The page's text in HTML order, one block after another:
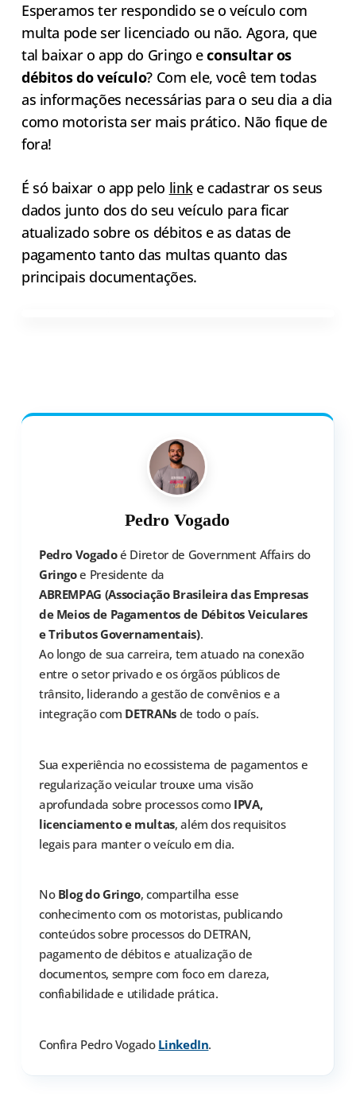
Esperamos ter respondido se o veículo com
multa pode ser licenciado ou não. Agora, que
tal baixar o app do Gringo econsultar os
débitos do veículo? Com ele, você tem todas
as informações necessárias para o seu dia a dia
como motorista ser mais prático. Não fique de
fora!
É só baixar o app pelo linke cadastrar os seus
dados junto dos do seu veículo para ficar
atualizado sobre os débitos e as datas de
pagamento tanto das multas quanto das
principais documentações.
Pedro Vogado
Pedro Vogadoé Diretor de Government Affairs do
Gringoe Presidente da
ABREMPAG (Associação Brasileira das Empresas
de Meios de Pagamentos de Débitos Veiculares
e Tributos Governamentais).
Ao longo de sua carreira, tem atuado na conexão
entre o setor privado e os órgãos públicos de
trânsito, liderando a gestão de convênios e a
integração com DETRANsde todo o país.
Sua experiência no ecossistema de pagamentos e
regularização veicular trouxe uma visão
aprofundada sobre processos como IPVA,
licenciamento e multas, além dos requisitos
legais para manter o veículo em dia.
No Blog do Gringo, compartilha esse
conhecimento com os motoristas, publicando
conteúdos sobre processos do DETRAN,
pagamento de débitos e atualização de
documentos, sempre com foco em clareza,
confiabilidade e utilidade prática.
Confira Pedro Vogado LinkedIn.